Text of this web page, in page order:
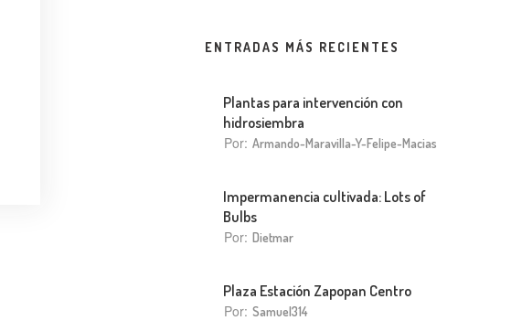
ENTRADAS MÁS RECIENTES
Plantas para intervención con
hidrosiembra
Por: Armando-Maravilla-Y-Felipe-Macias
Impermanencia cultivada: Lots of
Bulbs
Por: Dietmar
Plaza Estación Zapopan Centro
Por: Samuel314